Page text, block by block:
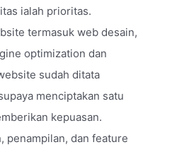
ialah prioritas.
termasuk web desain,
optimization dan
sudah ditata
menciptakan satu
kepuasan.
penampilan, dan feature